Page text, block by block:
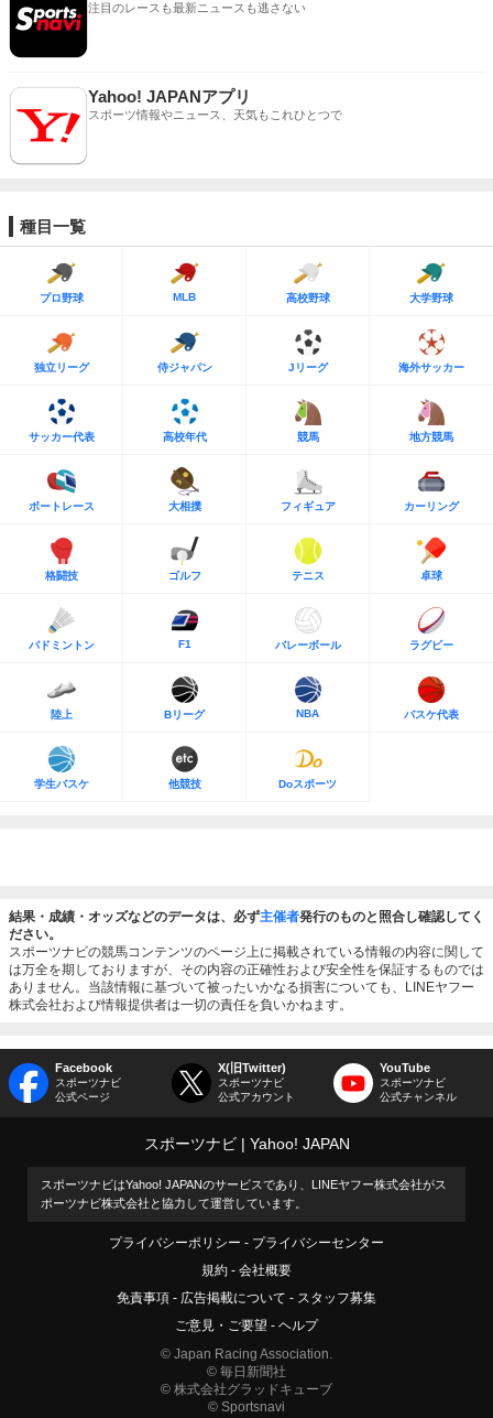
注目のレースも最新ニュースも逃さない
Yahoo! JAPANアプリ
スポーツ情報やニュース、天気もこれひとつで
種目一覧
プロ野球 MLB 高校野球 大学野球
独立リーグ 侍ジャパン Jリーグ 海外サッカー
サッカー代表 高校年代 競馬 地方競馬
ボートレース 大相撲 フィギュア カーリング
格闘技 ゴルフ テニス 卓球
バドミントン F1 バレーボール ラグビー
陸上 Bリーグ NBA バスケ代表
学生バスケ 他競技 Doスポーツ
結果・成績・オッズなどのデータは、必ず主催者発行のものと照合し確認してく
ださい。
スポーツナビの競馬コンテンツのページ上に掲載されている情報の内容に関して
は万全を期しておりますが、その内容の正確性および安全性を保証するものでは
ありません。当該情報に基づいて被ったいかなる損害についても、LINEヤフー
株式会社および情報提供者は一切の責任を負いかねます。
Facebook
スポーツナビ
公式ページ
X(旧Twitter)
スポーツナビ
公式アカウント
YouTube
スポーツナビ
公式チャンネル
スポーツナビ Yahoo! JAPAN
スポーツナビはYahoo! JAPANのサービスであり、LINEヤフー株式会社がス
ポーツナビ株式会社と協力して運営しています。
プライバシーポリシー
プライバシーセンター
規約
会社概要
免責事項
広告掲載について
スタッフ募集
ご意見・ご要望
ヘルプ
© Japan Racing Association.
© 毎日新聞社
© 株式会社グラッドキューブ
© Sportsnavi